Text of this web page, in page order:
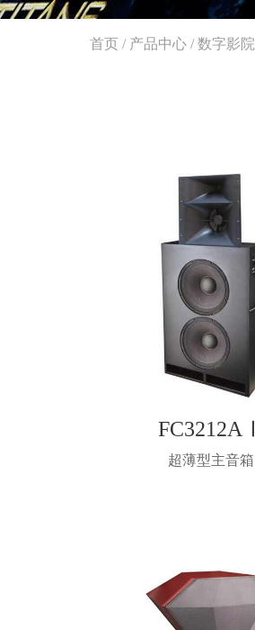
首页 / 产品中心 /数字影院
FC3212AⅠ
超薄型主音箱